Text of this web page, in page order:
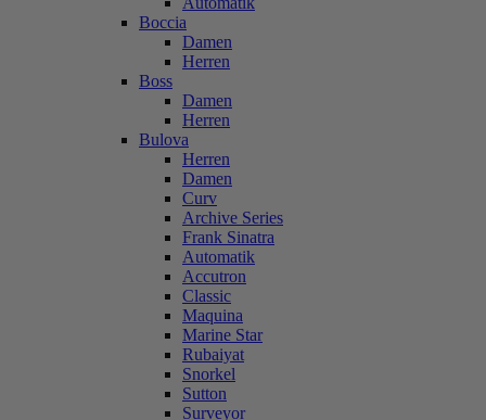
Boccia
Damen
Herren
Boss
Damen
Herren
Bulova
Herren
Damen
Curv
Archive Series
Frank Sinatra
Automatik
Accutron
Classic
Maquina
Marine Star
Rubaiyat
Snorkel
Sutton
Surveyor